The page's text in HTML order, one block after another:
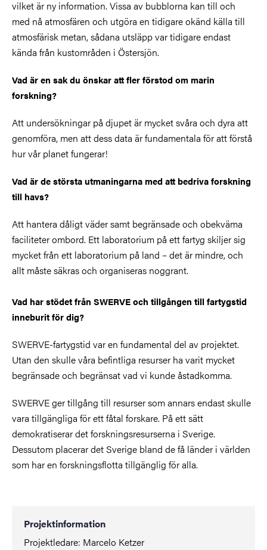
vilket är ny information. Vissa av bubblorna kan till och
med nå atmosfären och utgöra en tidigare okänd källa till
atmosfärisk metan, sådana utsläpp var tidigare endast
kända från kustområden i Östersjön.
Vad är en sak du önskar att fler förstod om marin
forskning?
Att undersökningar på djupet är mycket svåra och dyra att
genomföra, men att dess data är fundamentala för att förstå
hur vår planet fungerar!
Vad är de största utmaningarna med att bedriva forskning
till havs?
Att hantera dåligt väder samt begränsade och obekväma
faciliteter ombord. Ett laboratorium på ett fartyg skiljer sig
mycket från ett laboratorium på land – det är mindre, och
allt måste säkras och organiseras noggrant.
Vad har stödet från SWERVE och tillgången till fartygstid
inneburit för dig?
SWERVE-fartygstid var en fundamental del av projektet.
Utan den skulle våra befintliga resurser ha varit mycket
begränsade och begränsat vad vi kunde åstadkomma.
SWERVE ger tillgång till resurser som annars endast skulle
vara tillgängliga för ett fåtal forskare. På ett sätt
demokratiserar det forskningsresurserna i Sverige.
Dessutom placerar det Sverige bland de få länder i världen
som har en forskningsflotta tillgänglig för alla.
Projektinformation
Projektledare: Marcelo Ketzer